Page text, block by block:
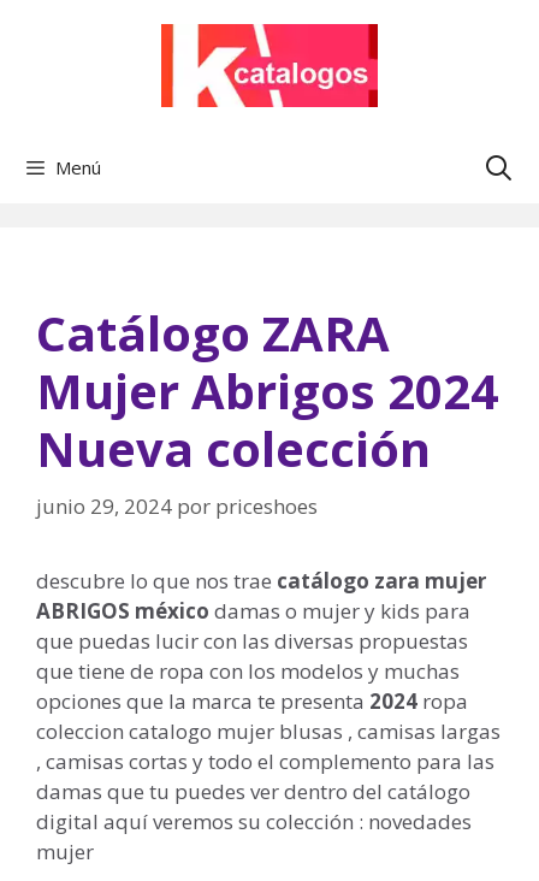
Menú
Catálogo ZARA
Mujer Abrigos 2024
Nueva colección
junio 29, 2024 por priceshoes
descubre lo que nos trae catálogo zara mujer
ABRIGOS méxico damas o mujer y kids para
que puedas lucir con las diversas propuestas
que tiene de ropa con los modelos y muchas
opciones que la marca te presenta 2024 ropa
coleccion catalogo mujer blusas , camisas largas
, camisas cortas y todo el complemento para las
damas que tu puedes ver dentro del catálogo
digital aquí veremos su colección : novedades
mujer